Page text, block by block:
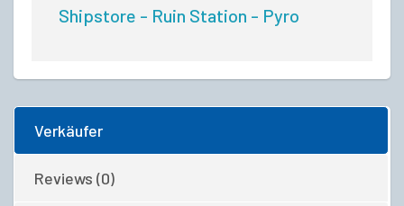
Shipstore - Ruin Station - Pyro
Verkäufer
Reviews (0)